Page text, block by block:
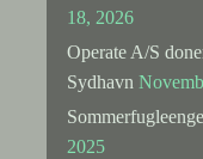
18, 2026
Operate A/S
Sydhavn
2025